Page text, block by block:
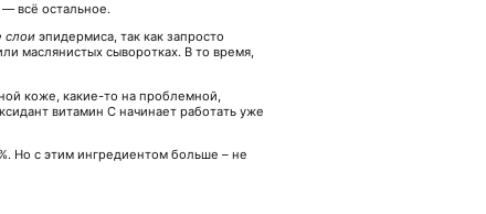
всё остальное.
слои эпидермиса, так как запросто
маслянистых сыворотках. В то время,
коже, какие-то на проблемной,
витамин С начинает работать уже
Но с этим ингредиентом больше – не